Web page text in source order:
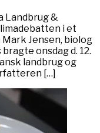
Landbrug &
i et
Jensen, biolog
onsdag d. 12.
landbrug og
[…]